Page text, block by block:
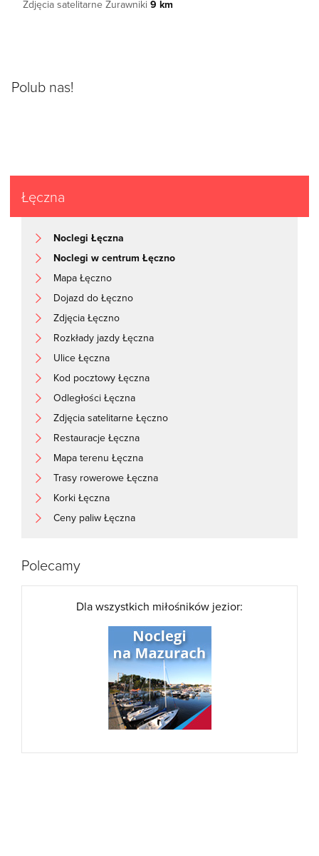
Zdjęcia satelitarne Żurawniki 9 km
Polub nas!
Łęczna
Noclegi Łęczna
Noclegi w centrum Łęczno
Mapa Łęczno
Dojazd do Łęczno
Zdjęcia Łęczno
Rozkłady jazdy Łęczna
Ulice Łęczna
Kod pocztowy Łęczna
Odległości Łęczna
Zdjęcia satelitarne Łęczno
Restauracje Łęczna
Mapa terenu Łęczna
Trasy rowerowe Łęczna
Korki Łęczna
Ceny paliw Łęczna
Polecamy
Dla wszystkich miłośników jezior: